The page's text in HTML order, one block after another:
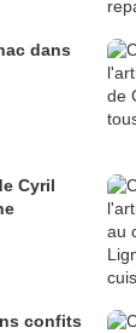
dans
Cyril
confits